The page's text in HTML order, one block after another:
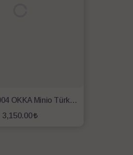
Arzum OK004 OKKA Minio Türk Kahve Makinesi - Bakır
3,150.00